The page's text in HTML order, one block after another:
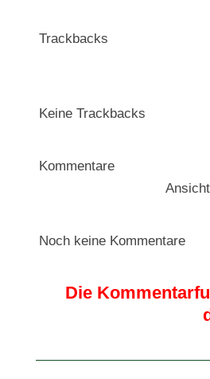
Trackbacks
Keine Trackbacks
Kommentare
Noch keine Kommentare
Die